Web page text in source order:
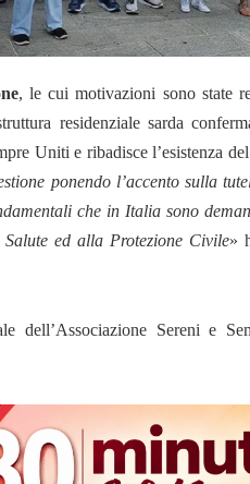
, le cui motivazioni sono state
residenziale sarda
Uniti e ribadisce l’esistenza
ponendo l’accento sulla
che in Italia sono
ed alla Protezione Civile»
dell’Associazione Sereni e